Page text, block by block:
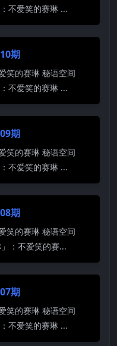
不爱笑的赛琳 ...
期
笑的赛琳 秘语空间
不爱笑的赛琳 ...
期
笑的赛琳 秘语空间
不爱笑的赛琳 ...
期
笑的赛琳 秘语空间
：不爱笑的赛...
期
笑的赛琳 秘语空间
不爱笑的赛琳 ...